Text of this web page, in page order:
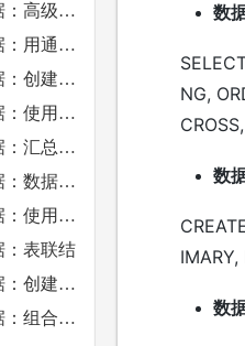
SQL 查询数据：高级过滤数据（AND、OR、IN、NOT）
SQL 查询数据：用通配符进行过滤
SQL 查询数据：创建计算字段
SQL 查询数据：使用数据处理函数
SQL 查询数据：汇总数据
SQL 查询数据：数据分组
SQL 查询数据：使用子查询
：表联结
SQL 查询数据：创建高级表联结
SQL 查询数据：组合查询
数
NG,
数
数